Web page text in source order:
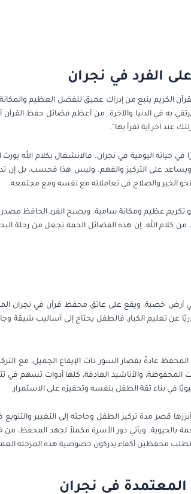
الفرد في نجران
الكريم ينبع من إدراك عميق للفضل العظيم والمكانة
به في الدنيا والآخرة. من أعظم فضائل حفظ
عند آخر آية تقرأ بها”.
حياته اليومية في نجران. فالانشغال بكلام الله
ويساعد على التركيز والفهم. وليس هذا فحسب، بل إن
نحو الخير والصلاح في تعاملاته مع نفسه ومع مجتمعه.
تكريم عظيم ومكانة سامية. ويصبح الفرد الحافظ مصدر
من كلام الله. إن هذه الفضائل الجمة تجعل من رحلة
أرض خصبة، ويقع على عاتق محفظ قرآن في نجران
عن تعليم الكبار، فالطفل يحتاج إلى أساليب شيقة
عادةً بقصار السور ذات الإيقاع الجميل، مع
المحفوظة، والأناشيد الهادفة، كلها أدوات تسهم
في بناء ثقة الطفل بنفسه وتحفيزه على الاستمرار.
قصر مدة تركيز الطفل وحاجته إلى التغيير
ويأتي دور الأسرة مكملاً لجهد المحفظ، من
محفظين أكفاء يدركون خصوصية هذه المرحلة
في نجران